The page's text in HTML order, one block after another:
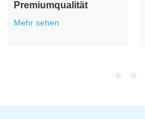
Premiumqualität
Mehr sehen